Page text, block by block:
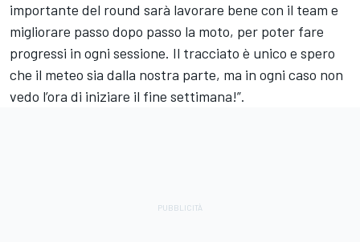
importante del round sarà lavorare bene con il team e
migliorare passo dopo passo la moto, per poter fare
progressi in ogni sessione. Il tracciato è unico e spero
che il meteo sia dalla nostra parte, ma in ogni caso non
vedo l’ora di iniziare il fine settimana!”.